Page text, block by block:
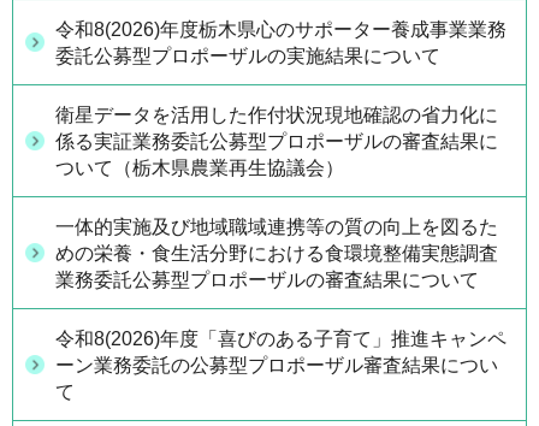
令和8(2026)年度栃木県心のサポーター養成事業業務
委託公募型プロポーザルの実施結果について
衛星データを活用した作付状況現地確認の省力化に
係る実証業務委託公募型プロポーザルの審査結果に
ついて（栃木県農業再生協議会）
一体的実施及び地域職域連携等の質の向上を図るた
めの栄養・食生活分野における食環境整備実態調査
業務委託公募型プロポーザルの審査結果について
令和8(2026)年度「喜びのある子育て」推進キャンペ
ーン業務委託の公募型プロポーザル審査結果につい
て